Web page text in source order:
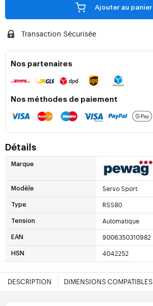
Ajouter au panier
Transaction Sécurisée
Nos partenaires
Nos méthodes de paiement
Détails
Marque
Modèle Servo Sport
Type RSS80
Tension Automatique
EAN 9006350310982
HSN 4042252
DESCRIPTION DIMENSIONS COMPATIBLES